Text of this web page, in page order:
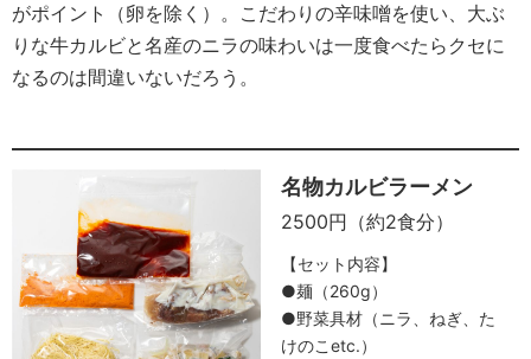
がポイント（卵を除く）。こだわりの辛味噌を使い、大ぶ
りな牛カルビと名産のニラの味わいは一度食べたらクセに
なるのは間違いないだろう。
名物カルビラーメン
2500円（約2食分）
【セット内容】
●麺（260g）
●野菜具材（ニラ、ねぎ、た
けのこetc.）